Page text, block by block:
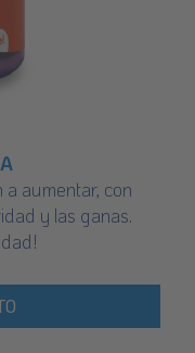
aumentar, con
y las ganas.